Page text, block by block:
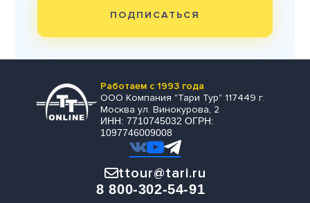
ПОДПИСАТЬСЯ
Работаем с 1993 года
ООО Компания "Тари Тур" 117449 г.
Москва ул. Винокурова, 2
ИНН: 7710745032 ОГРН:
1097746009008
ttour@tari.ru
8 800-302-54-91